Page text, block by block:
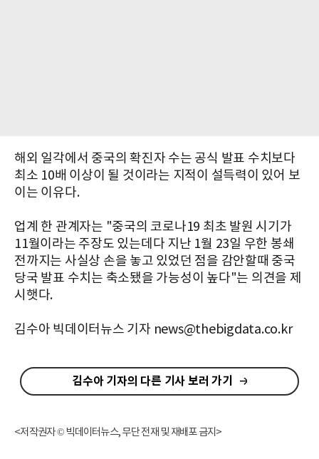
해외 일각에서 중국의 확진자 수는 공식 발표 수치보다
최소 10배 이상이 될 것이라는 지적이 설득력이 있어 보
이는 이유다.
업계 한 관계자는 "중국의 코로나19 최초 발원 시기가
11월이라는 주장도 있는데다 지난 1월 23일 우한 봉쇄
전까지는 사실상 손을 놓고 있었던 점을 감안할때 중국
당국 발표 수치는 축소됐을 가능성이 높다"는 의견을 제
시햇다.
김수아 빅데이터뉴스 기자 news@thebigdata.co.kr
김수아 기자의 다른 기사 보러 가기
<저작권자 © 빅데이터뉴스, 무단 전재 및 재배포 금지>